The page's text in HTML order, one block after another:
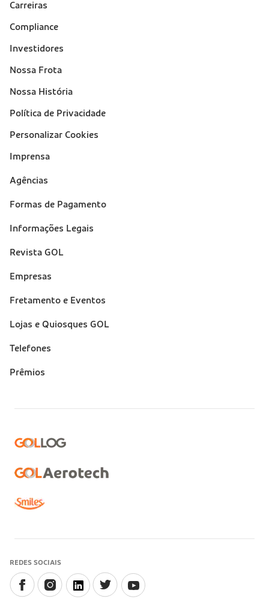
Carreiras
Compliance
Investidores
Nossa Frota
Nossa História
Política de Privacidade
Personalizar Cookies
Imprensa
Suporte
Agências
Formas de Pagamento
Informações Legais
Revista GOL
Empresas
Fretamento e Eventos
Lojas e Quiosques GOL
Telefones
Prêmios
REDES SOCIAIS